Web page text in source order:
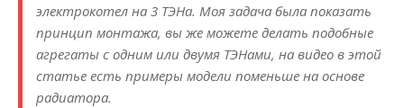
электрокотел на 3 ТЭНа. Моя задача была показать
принцип монтажа, вы же можете делать подобные
агрегаты с одним или двумя ТЭНами, на видео в этой
статье есть примеры модели поменьше на основе
радиатора.